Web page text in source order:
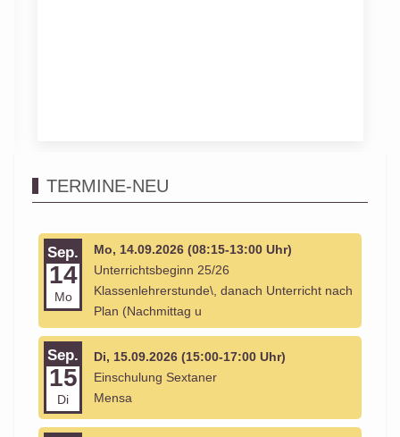
TERMINE-NEU
Sep.
14
Mo
Mo, 14.09.2026 (08:15-13:00 Uhr)
Unterrichtsbeginn 25/26
Klassenlehrerstunde\, danach Unterricht nach
Plan (Nachmittag u
Sep.
15
Di
Di, 15.09.2026 (15:00-17:00 Uhr)
Einschulung Sextaner
Mensa